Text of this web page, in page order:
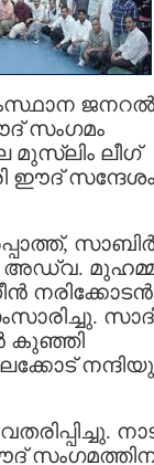
ജനറൽ
സംഗമം
മുസ്ലിം ലീഗ്
ഈദ് സന്ദേശം
അഡ്വ.
കുഞ്ഞി